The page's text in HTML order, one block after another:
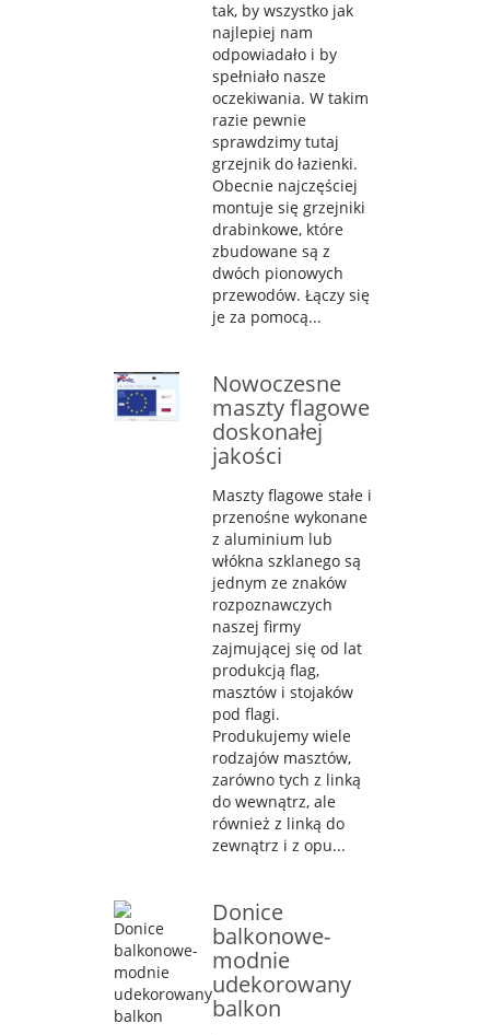
tak, by wszystko jak
najlepiej nam
odpowiadało i by
spełniało nasze
oczekiwania. W takim
razie pewnie
sprawdzimy tutaj
grzejnik do łazienki.
Obecnie najczęściej
montuje się grzejniki
drabinkowe, które
zbudowane są z
dwóch pionowych
przewodów. Łączy się
je za pomocą...
Nowoczesne
maszty flagowe
doskonałej
jakości
Maszty flagowe stałe i
przenośne wykonane
z aluminium lub
włókna szklanego są
jednym ze znaków
rozpoznawczych
naszej firmy
zajmującej się od lat
produkcją flag,
masztów i stojaków
pod flagi.
Produkujemy wiele
rodzajów masztów,
zarówno tych z linką
do wewnątrz, ale
również z linką do
zewnątrz i z opu...
Donice
balkonowe-
modnie
udekorowany
balkon